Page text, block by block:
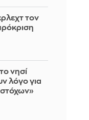
τον
νησί
λόγο για
στόχων»